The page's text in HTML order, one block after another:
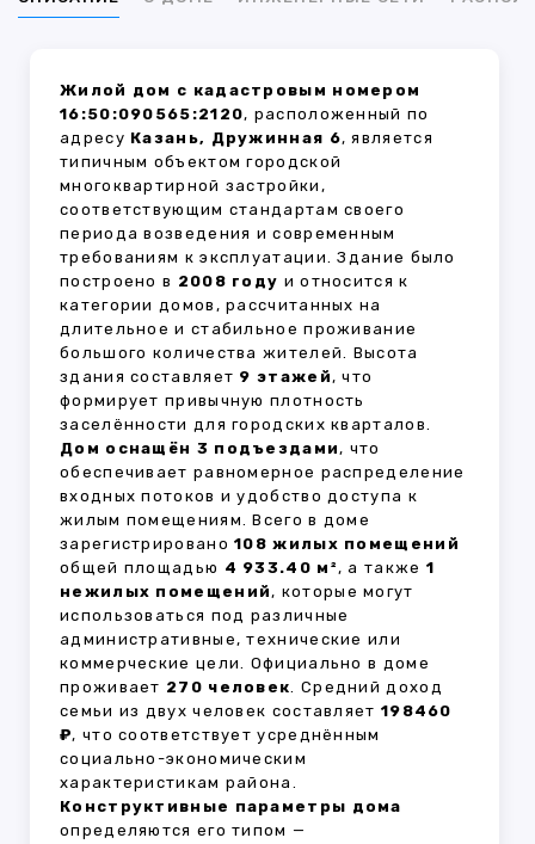
Жилой дом с кадастровым номером
16:50:090565:2120, расположенный по
адресу Казань, Дружинная 6, является
типичным объектом городской
многоквартирной застройки,
соответствующим стандартам своего
периода возведения и современным
требованиям к эксплуатации. Здание было
построено в 2008 году и относится к
категории домов, рассчитанных на
длительное и стабильное проживание
большого количества жителей. Высота
здания составляет 9 этажей, что
формирует привычную плотность
заселённости для городских кварталов.
Дом оснащён 3 подъездами, что
обеспечивает равномерное распределение
входных потоков и удобство доступа к
жилым помещениям. Всего в доме
зарегистрировано108 жилых помещений
общей площадью 4 933.40 м², а также 1
нежилых помещений, которые могут
использоваться под различные
административные, технические или
коммерческие цели. Официально в доме
проживает 270 человек. Средний доход
семьи из двух человек составляет 198460
₽, что соответствует усреднённым
социально-экономическим
характеристикам района.
Конструктивные параметры дома
определяются его типом —